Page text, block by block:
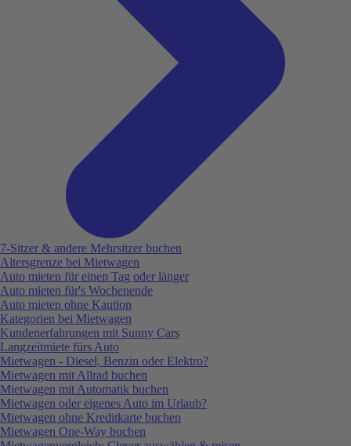
7-Sitzer & andere Mehrsitzer buchen
Altersgrenze bei Mietwagen
Auto mieten für einen Tag oder länger
Auto mieten für's Wochenende
Auto mieten ohne Kaution
Kategorien bei Mietwagen
Kundenerfahrungen mit Sunny Cars
Langzeitmiete fürs Auto
Mietwagen - Diesel, Benzin oder Elektro?
Mietwagen mit Allrad buchen
Mietwagen mit Automatik buchen
Mietwagen oder eigenes Auto im Urlaub?
Mietwagen ohne Kreditkarte buchen
Mietwagen One-Way buchen